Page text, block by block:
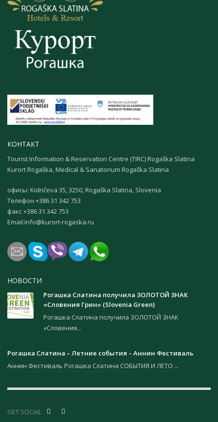
КОНТАКТ
Tourist Information & Reservation Centre (TIRC) Rogaška Slatina
Kurort Rogaška, Medical & Sanatorium Rogaška Slatina
офисы: Kidričeva 35, 3250, Rogaška Slatina, Slovenia
Телефон +386 31 342 753
факс +386 31 342 753
Email:info@kurort-rogaska.ru
НОВОСТИ
Рогашка Слатина получила ЗОЛОТОЙ ЗНАК
«Словения Грин» (Slovenia Green)
Рогашка Слатина получила ЗОЛОТОЙ ЗНАК
«Словения...
Рогашка Слатина – Летние события – Аннин Фестиваль
Аннин Фестиваль Рогашка Слатина СОБЫТИЯ И ЛЕТО ...
GET SOCIAL